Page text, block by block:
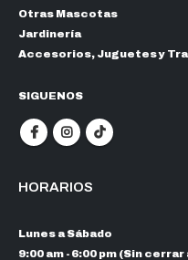
Otras Mascotas
Jardinería
Accesorios, Juguetes y
SIGUENOS
HORARIOS
Lunes a Sábado
9:00 am - 6:00 pm (Sin cerrar